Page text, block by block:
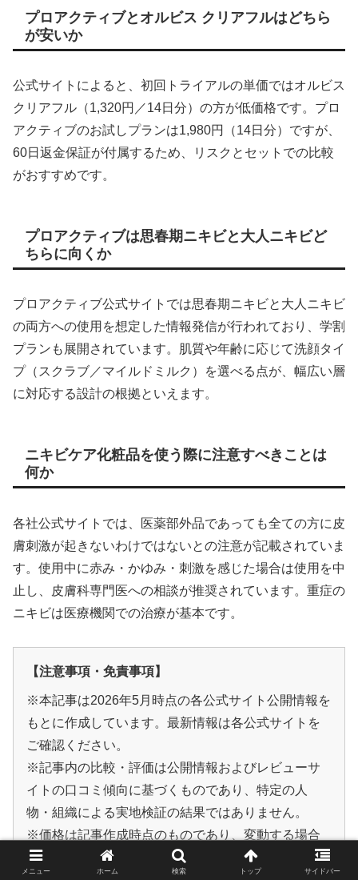
プロアクティブとオルビス クリアフルはどちら
が安いか
公式サイトによると、初回トライアルの単価ではオルビス
クリアフル（1,320円／14日分）の方が低価格です。プロ
アクティブのお試しプランは1,980円（14日分）ですが、
60日返金保証が付属するため、リスクとセットでの比較
がおすすめです。
プロアクティブは思春期ニキビと大人ニキビど
ちらに向くか
プロアクティブ公式サイトでは思春期ニキビと大人ニキビ
の両方への使用を想定した情報発信が行われており、学割
プランも展開されています。肌質や年齢に応じて洗顔タイ
プ（スクラブ／マイルドミルク）を選べる点が、幅広い層
に対応する設計の根拠といえます。
ニキビケア化粧品を使う際に注意すべきことは
何か
各社公式サイトでは、医薬部外品であっても全ての方に皮
膚刺激が起きないわけではないとの注意が記載されていま
す。使用中に赤み・かゆみ・刺激を感じた場合は使用を中
止し、皮膚科専門医への相談が推奨されています。重症の
ニキビは医療機関での治療が基本です。
【注意事項・免責事項】
※本記事は2026年5月時点の各公式サイト公開情報を
もとに作成しています。最新情報は各公式サイトを
ご確認ください。
※記事内の比較・評価は公開情報およびレビューサ
イトの口コミ傾向に基づくものであり、特定の人
物・組織による実地検証の結果ではありません。
※価格は記事作成時点のものであり、変動する場合
があります。
メニュー ホーム 検索 トップ サイドバー